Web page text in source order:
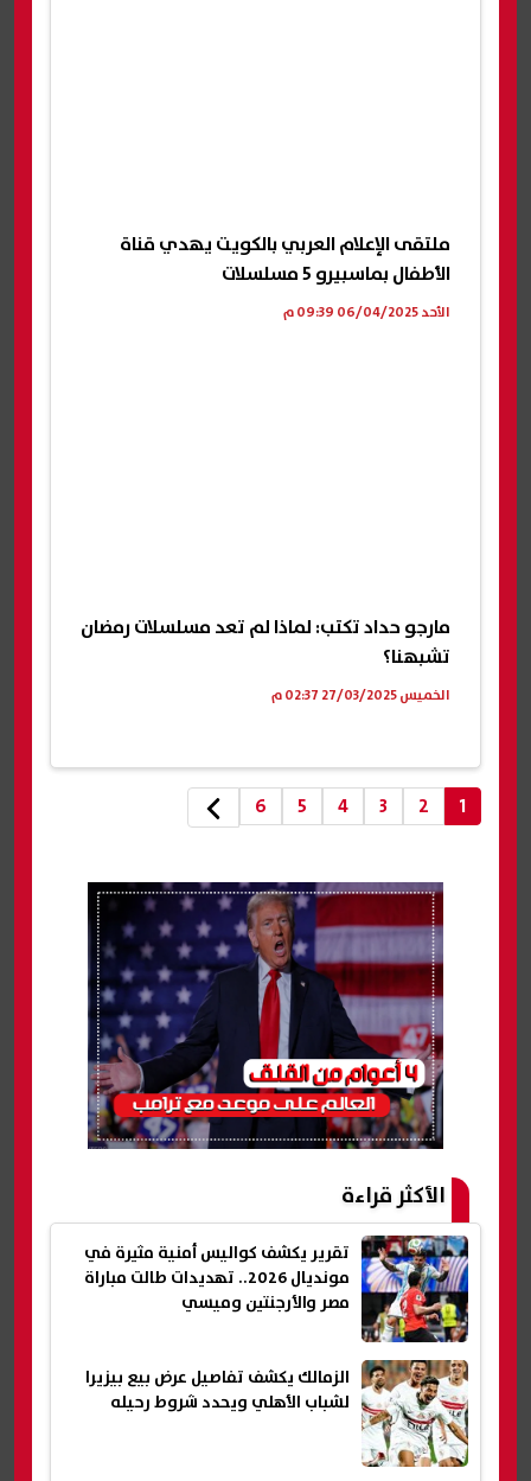
ملتقى الإعلام العربي بالكويت يهدي قناة
الأطفال بماسبيرو 5 مسلسلات
الأحد 06/04/2025 09:39 م
مارجو حداد تكتب: لماذا لم تعد مسلسلات رمضان
تشبهنا؟
الخميس 27/03/2025 02:37 م
1
2
3
4
5
6
الأكثر قراءة
تقرير يكشف كواليس أمنية مثيرة في
مونديال 2026.. تهديدات طالت مباراة
مصر والأرجنتين وميسي
الزمالك يكشف تفاصيل عرض بيع بيزيرا
لشباب الأهلي ويحدد شروط رحيله